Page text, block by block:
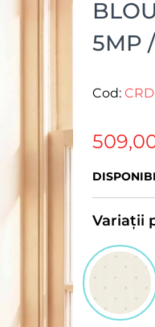
5MP
Cod:
Variații